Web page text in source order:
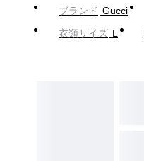
ブランド Gucci
衣類サイズ L